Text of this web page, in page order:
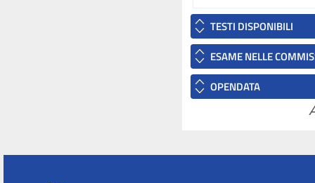
TESTI DISPONIBILI
ESAME NELLE
OPENDATA